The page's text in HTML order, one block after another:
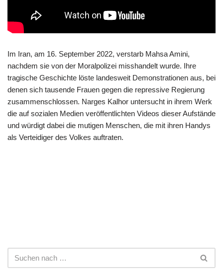
Im Iran, am 16. September 2022, verstarb Mahsa Amini,
nachdem sie von der Moralpolizei misshandelt wurde. Ihre
tragische Geschichte löste landesweit Demonstrationen aus, bei
denen sich tausende Frauen gegen die repressive Regierung
zusammenschlossen. Narges Kalhor untersucht in ihrem Werk
die auf sozialen Medien veröffentlichten Videos dieser Aufstände
und würdigt dabei die mutigen Menschen, die mit ihren Handys
als Verteidiger des Volkes auftraten.